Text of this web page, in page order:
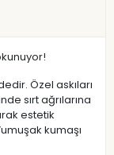
Özel askıları
sırt ağrılarına
estetik
kumaşı